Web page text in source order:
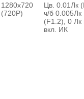
1280х720
(720P)
Цв. 0.01Лк
ч/б 0.005Лк
(F1.2), 0 Лк
вкл. ИК